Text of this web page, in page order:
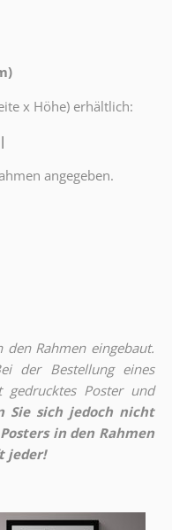
x Höhe) erhältlich:
angegeben.
Rahmen eingebaut.
der Bestellung eines
gedrucktes Poster und
Sie sich jedoch nicht
in den Rahmen
jeder!